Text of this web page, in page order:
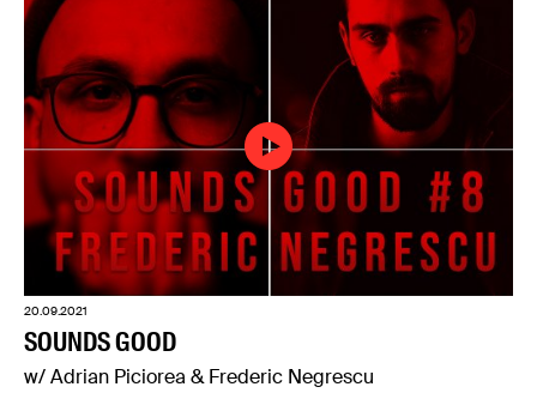
20.09.2021
SOUNDS GOOD
w/ Adrian Piciorea & Frederic Negrescu